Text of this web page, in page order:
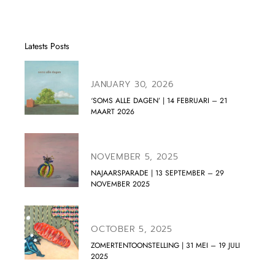
Latests Posts
JANUARY 30, 2026
‘SOMS ALLE DAGEN’ | 14 FEBRUARI – 21
MAART 2026
NOVEMBER 5, 2025
NAJAARSPARADE | 13 SEPTEMBER – 29
NOVEMBER 2025
OCTOBER 5, 2025
ZOMERTENTOONSTELLING | 31 MEI – 19 JULI
2025